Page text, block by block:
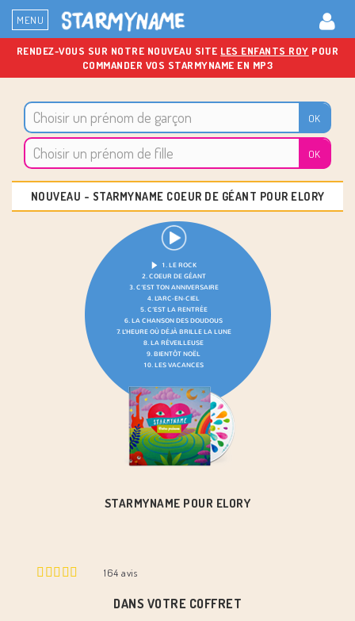
MENU
RENDEZ-VOUS SUR NOTRE NOUVEAU SITE LES ENFANTS ROY POUR
COMMANDER VOS STARMYNAME EN MP3
NOUVEAU - STARMYNAME COEUR DE GÉANT POUR ELORY
STARMYNAME POUR ELORY
164avis
DANS VOTRE COFFRET